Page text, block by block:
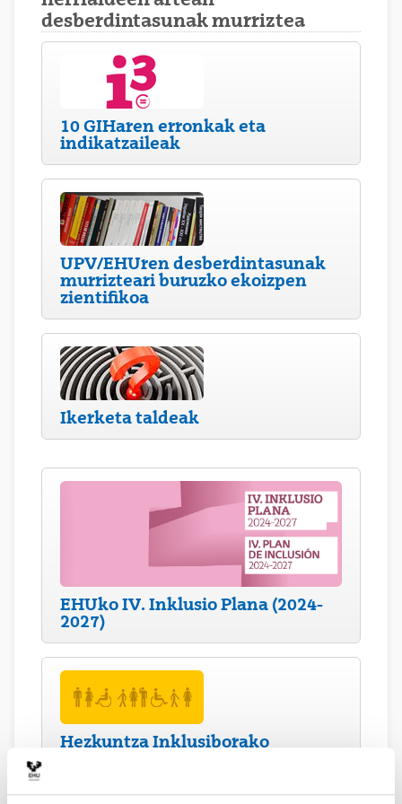
desberdintasunak murriztea
10 GIHaren erronkak eta
indikatzaileak
UPV/EHUren desberdintasunak
murrizteari buruzko ekoizpen
zientifikoa
Ikerketa taldeak
EHUko IV. Inklusio Plana (2024-
2027)
Hezkuntza Inklusiborako